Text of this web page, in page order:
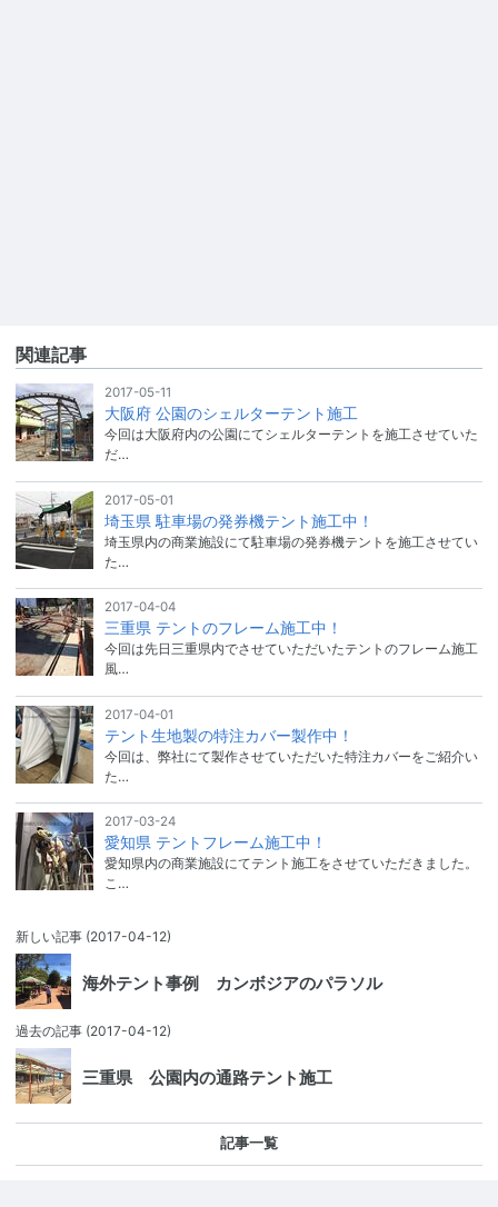
関連記事
2017-05-11
大阪府 公園のシェルターテント施工
今回は大阪府内の公園にてシェルターテントを施工させていた
だ…
2017-05-01
埼玉県 駐車場の発券機テント施工中！
埼玉県内の商業施設にて駐車場の発券機テントを施工させてい
た…
2017-04-04
三重県 テントのフレーム施工中！
今回は先日三重県内でさせていただいたテントのフレーム施工
風…
2017-04-01
テント生地製の特注カバー製作中！
今回は、弊社にて製作させていただいた特注カバーをご紹介い
た…
2017-03-24
愛知県 テントフレーム施工中！
愛知県内の商業施設にてテント施工をさせていただきました。
こ…
新しい記事 (2017-04-12)
海外テント事例 カンボジアのパラソル
過去の記事 (2017-04-12)
三重県 公園内の通路テント施工
記事一覧